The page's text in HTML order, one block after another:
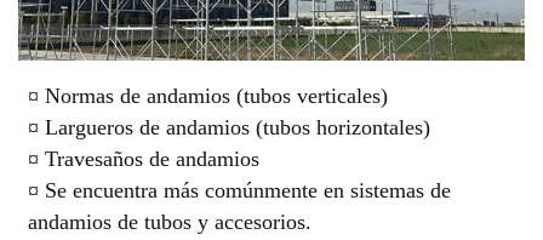
¤Normas de andamios (tubos verticales)
¤Largueros de andamios (tubos horizontales)
¤Travesaños de andamios
¤ Se encuentra más comúnmente en sistemas de
andamios de tubos y accesorios.